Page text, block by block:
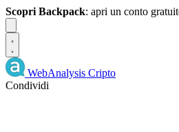
Scopri Backpack: apri un conto
WebAnalysis Cripto
Condividi